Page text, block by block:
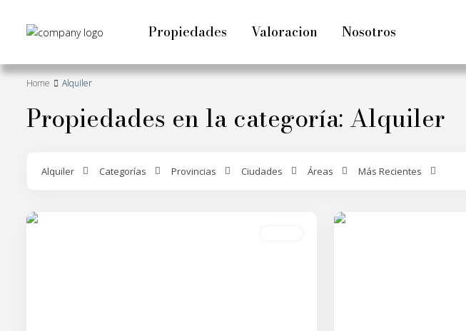
Propiedades Valoracion Nosotros
Home Alquiler
Propiedades en la categoría: Alquiler
Alquiler Categorías Provincias Ciudades Áreas Más Recientes
Palma